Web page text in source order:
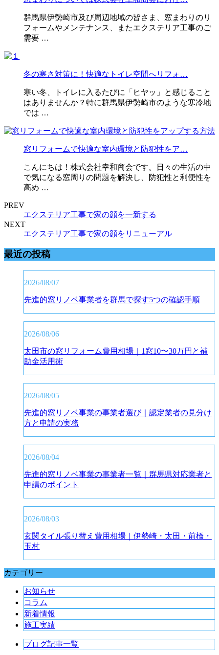
群馬県伊勢崎市及び周辺地域の皆さま、窓まわりのリ
フォームやメンテナンス、またエクステリア工事のご
需要 …
冬の寒さ対策に！快適なトイレ空間へリフォ…
寒い冬、トイレに入るたびに「ヒヤッ」と感じること
はありませんか？特に群馬県伊勢崎市のような寒冷地
では …
窓リフォームで快適な室内環境と防犯性をア…
こんにちは！株式会社幸和商会です。日々の生活の中
で気になる窓周りの問題を解決し、防犯性と利便性を
高め …
PREV
エクステリア工事で家の顔を一新する
NEXT
エクステリア工事で家の顔をリニューアル
最近の投稿
2026/08/07
先進的窓リノベ事業者を群馬で探す5つの確認手順
2026/08/06
太田市の窓リフォーム費用相場｜1窓10〜30万円と補
助金活用術
2026/08/05
先進的窓リノベ事業の事業者選び｜認定業者の見分け
方と申請の実務
2026/08/04
先進的窓リノベ事業の事業者一覧｜群馬県対応業者と
申請のポイント
2026/08/03
玄関タイル張り替え費用相場｜伊勢崎・太田・前橋・
玉村
カテゴリー
お知らせ
コラム
新着情報
施工実績
ブログ記事一覧